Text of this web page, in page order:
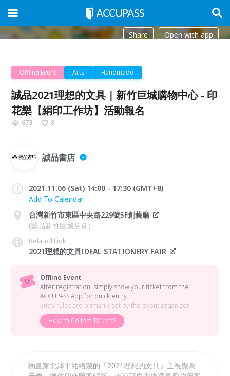
Share Open with app
Offline Event Arts Handmade
誠品2021理想的文具｜新竹巨城購物中心 - 印
花樂【絹印工作坊】活動報名
673 8
誠品書店
2021.11.06 (Sat) 14:00 - 17:30 (GMT+8)
Add To Calendar
台灣新竹市東區中央路229號5F創藝廳
(誠品新竹巨城店前)
Related Link
2021理想的文具IDEAL STATIONERY FAIR
Offline Event
After registration, simply show your ticket from the
ACCUPASS App for quick entry.
Entry rules are primarily set by the event organizer.
How to Collect Tickets?
插畫家北澤平祐繪製的「2021理想的文具」主視覺為